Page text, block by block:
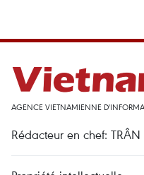
AGENCE VIETNAMIENNE
Rédacteur en chef: